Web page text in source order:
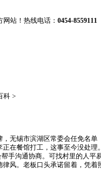
站！热线电话： 0454-8559111
科 >
锡市滨湖区常委会任免名单
在餐馆打工，这事至今没处
手沟通协商。可找村里的人
风。老板口头承诺留着，凭